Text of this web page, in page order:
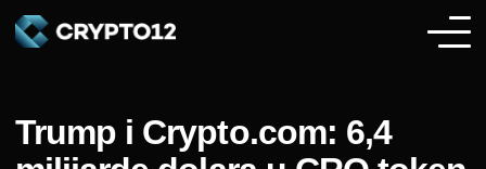
Trump i Crypto.com: 6,4